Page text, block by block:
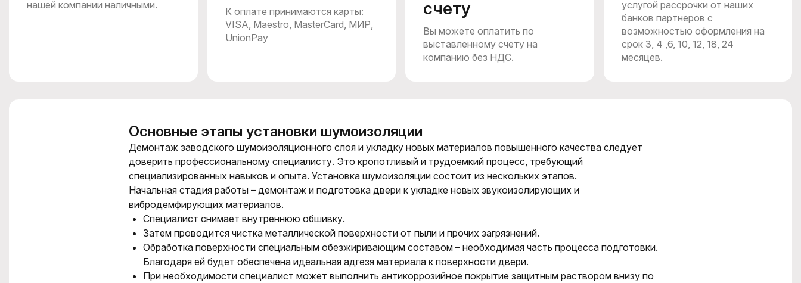
нашей компании наличными.
К оплате принимаются карты:
VISA, Maestro, MasterCard, МИР,
UnionPay
счету
Вы можете оплатить по
выставленному счету на
компанию без НДС.
услугой рассрочки от наших
банков партнеров c
возможностью оформления на
срок 3, 4 ,6, 10, 12, 18, 24
месяцев.
Основные этапы установки шумоизоляции
Демонтаж заводского шумоизоляционного слоя и укладку новых материалов повышенного качества следует
доверить профессиональному специалисту. Это кропотливый и трудоемкий процесс, требующий
специализированных навыков и опыта. Установка шумоизоляции состоит из нескольких этапов.
Начальная стадия работы – демонтаж и подготовка двери к укладке новых звукоизолирующих и
вибродемфирующих материалов.
Специалист снимает внутреннюю обшивку.
Затем проводится чистка металлической поверхности от пыли и прочих загрязнений.
Обработка поверхности специальным обезжиривающим составом – необходимая часть процесса подготовки.
Благодаря ей будет обеспечена идеальная адгезя материала к поверхности двери.
При необходимости специалист может выполнить антикоррозийное покрытие защитным раствором внизу по